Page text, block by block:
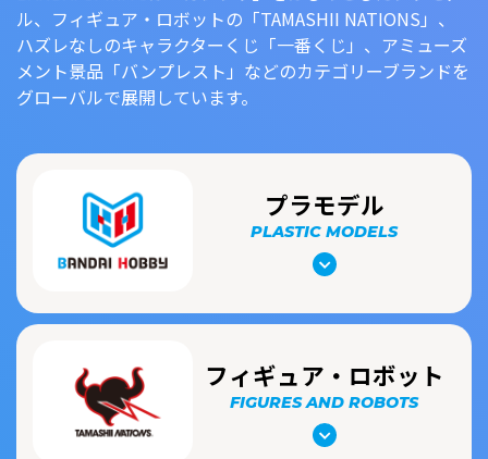
ル、フィギュア・ロボットの「TAMASHII NATIONS」、
ハズレなしのキャラクターくじ「一番くじ」、アミューズ
メント景品「バンプレスト」などのカテゴリーブランドを
グローバルで展開しています。
プラモデル
PLASTIC MODELS
フィギュア・ロボット
FIGURES AND ROBOTS